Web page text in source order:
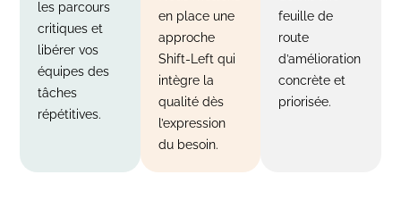
les parcours
critiques et
libérer vos
équipes des
tâches
répétitives.
en place une
approche
Shift-Left qui
intègre la
qualité dès
l’expression
du besoin.
feuille de
route
d’amélioration
concrète et
priorisée.